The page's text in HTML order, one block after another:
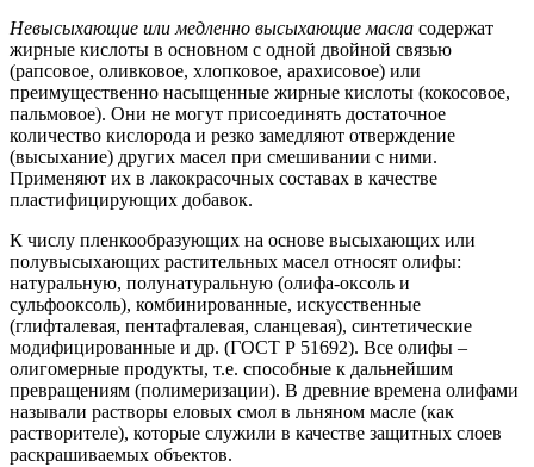
Невысыхающие или медленно высыхающие масла содержат
жирные кислоты в основном с одной двойной связью
(рапсовое, оливковое, хлопковое, арахисовое) или
преимущественно насыщенные жирные кислоты (кокосовое,
пальмовое). Они не могут присоединять достаточное
количество кислорода и резко замедляют отверждение
(высыхание) других масел при смешивании с ними.
Применяют их в лакокрасочных составах в качестве
пластифицирующих добавок.
К числу пленкообразующих на основе высыхающих или
полувысыхающих растительных масел относят олифы:
натуральную, полунатуральную (олифа-оксоль и
сульфооксоль), комбинированные, искусственные
(глифталевая, пентафталевая, сланцевая), синтетические
модифицированные и др. (ГОСТ Р 51692). Все олифы –
олигомерные продукты, т.е. способные к дальнейшим
превращениям (полимеризации). В древние времена олифами
называли растворы еловых смол в льняном масле (как
растворителе), которые служили в качестве защитных слоев
раскрашиваемых объектов.